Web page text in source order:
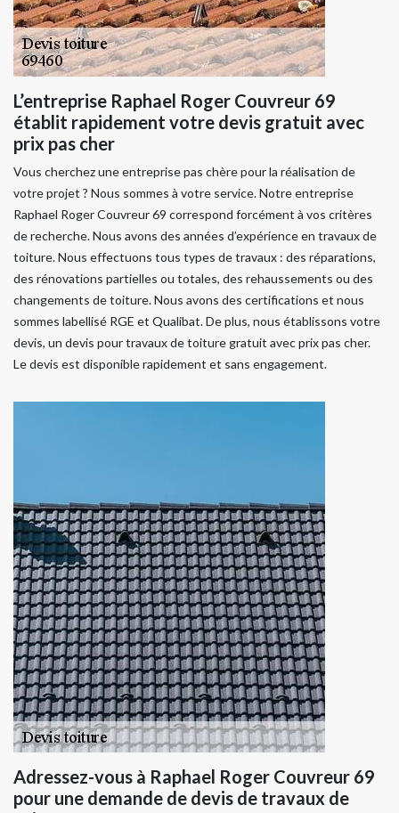
L’entreprise Raphael Roger Couvreur 69
établit rapidement votre devis gratuit avec
prix pas cher
Vous cherchez une entreprise pas chère pour la réalisation de
votre projet ? Nous sommes à votre service. Notre entreprise
Raphael Roger Couvreur 69 correspond forcément à vos critères
de recherche. Nous avons des années d’expérience en travaux de
toiture. Nous effectuons tous types de travaux : des réparations,
des rénovations partielles ou totales, des rehaussements ou des
changements de toiture. Nous avons des certifications et nous
sommes labellisé RGE et Qualibat. De plus, nous établissons votre
devis, un devis pour travaux de toiture gratuit avec prix pas cher.
Le devis est disponible rapidement et sans engagement.
Adressez-vous à Raphael Roger Couvreur 69
pour une demande de devis de travaux de